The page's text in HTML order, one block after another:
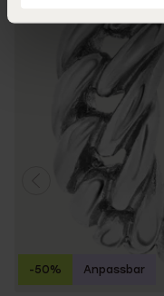
-50% Anpassbar